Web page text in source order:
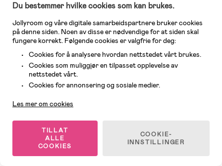
På nettlager
Bozz Lammeskinn Langhåret,
På nettlager
(1)
Elodie Cosy Sittepute, Aviator
Fri frakt
Du bestemmer hvilke cookies som kan brukes.
Jollyroom og våre digitale samarbeidspartnere bruker cookies
på denne siden. Noen av disse er nødvendige for at siden skal
fungere korrekt. Følgende cookies er valgfrie for deg:
Cookies for å analysere hvordan nettstedet vårt brukes.
Cookies som muliggjør en tilpasset opplevelse av
nettstedet vårt.
Cookies for annonsering og sosiale medier.
Les mer om cookies
TILLAT
ALLE
COOKIES
COOKIE-
INNSTILLINGER